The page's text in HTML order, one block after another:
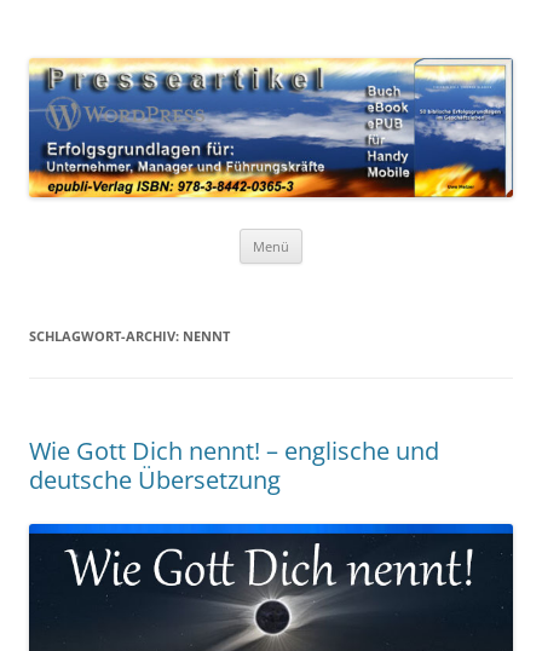
Erfolgsgrundlagen
Menü
SCHLAGWORT-ARCHIV: NENNT
Wie Gott Dich nennt! – englische und
deutsche Übersetzung